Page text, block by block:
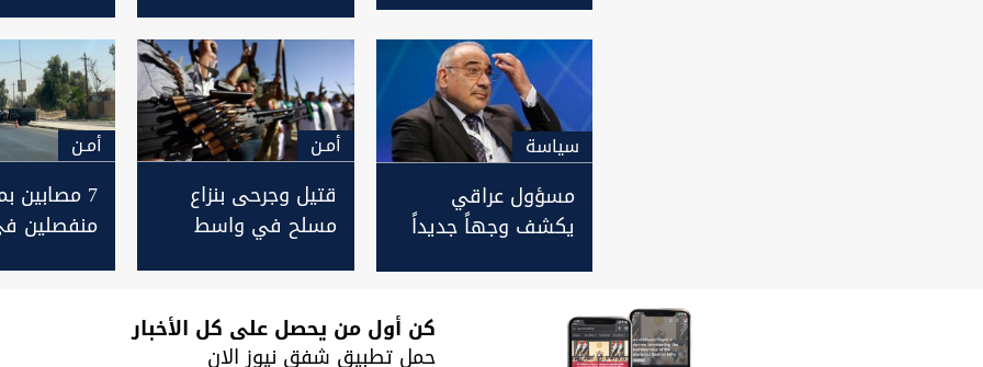
سیاسة
مسؤول عراقي
يكشف وجهاً جديداً
مناطق
أمـن
قتيل وجرحى بنزاع
مسلح في واسط
أمـن
7 مصابين
منفصلين
كن أول من يحصل على كل الأخبار
حمل تطبيق شفق نيوز الان